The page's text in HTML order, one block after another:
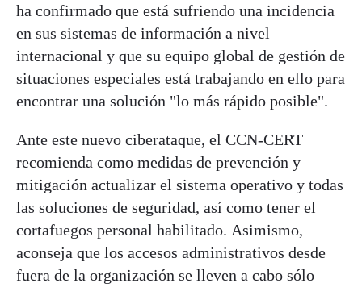
ha confirmado que está sufriendo una incidencia
en sus sistemas de información a nivel
internacional y que su equipo global de gestión de
situaciones especiales está trabajando en ello para
encontrar una solución "lo más rápido posible".
Ante este nuevo ciberataque, el CCN-CERT
recomienda como medidas de prevención y
mitigación actualizar el sistema operativo y todas
las soluciones de seguridad, así como tener el
cortafuegos personal habilitado. Asimismo,
aconseja que los accesos administrativos desde
fuera de la organización se lleven a cabo sólo